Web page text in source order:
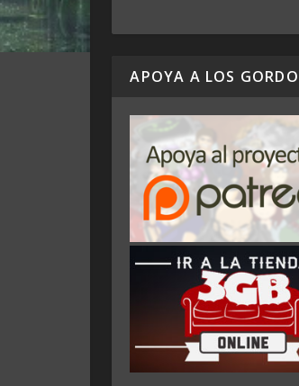
APOYA A LOS